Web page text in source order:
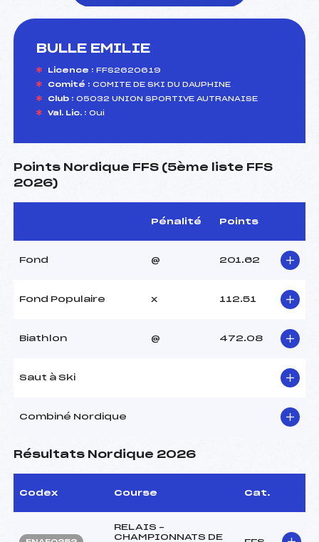
BULLE EMILIE
Licence : FFS2620619
Comité : COMITE DE SKI DU DAUPHINE
Club : 05032 UNION SPORTIVE AUTRANAISE
Val. Lic. : Oui
Points Nordique FFS (5ème liste FFS
2026)
Pénalité Points
Fond @ 201.62
Fond Populaire x 112.51
Biathlon @ 472.08
Saut à Ski
Combiné Nordique
Résultats Nordique 2026
Codex Course Cat.
RELAIS –
CHAMPIONNATS DE